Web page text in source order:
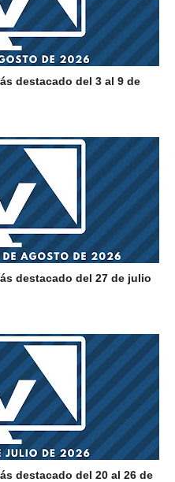
destacado del 3 al 9 de
destacado del 27 de julio
destacado del 20 al 26 de